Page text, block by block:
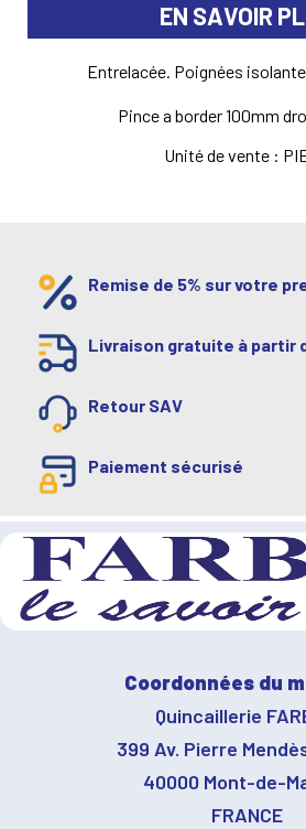
EN SAVOIR
Entrelacée. Poignées
Pince a border 100mm
Unité de vente :
Remise de 5% sur votre
Livraison gratuite à partir
Retour SAV
Paiement sécurisé
Coordonnées du
Quincaillerie
399 Av. Pierre
40000 Mont-de-
FRANCE